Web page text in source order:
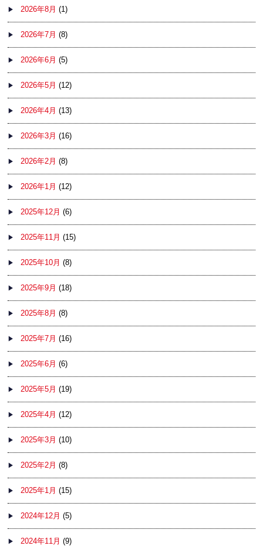
2026年8月 (1)
2026年7月 (8)
2026年6月 (5)
2026年5月 (12)
2026年4月 (13)
2026年3月 (16)
2026年2月 (8)
2026年1月 (12)
2025年12月 (6)
2025年11月 (15)
2025年10月 (8)
2025年9月 (18)
2025年8月 (8)
2025年7月 (16)
2025年6月 (6)
2025年5月 (19)
2025年4月 (12)
2025年3月 (10)
2025年2月 (8)
2025年1月 (15)
2024年12月 (5)
2024年11月 (9)